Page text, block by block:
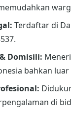
Terdaftar di
Domisili:
bahkan luar
di